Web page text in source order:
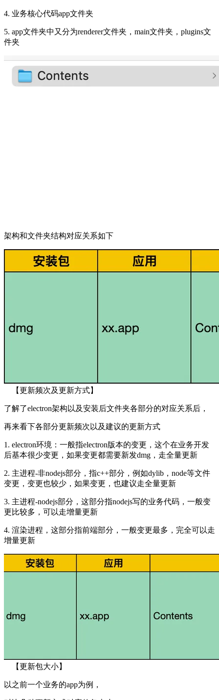
4. 业务核心代码app文件夹
5. app文件夹中又分为renderer文件夹，main文件夹，plugins文
件夹
架构和文件夹结构对应关系如下
【更新频次及更新方式】
了解了electron架构以及安装后文件夹各部分的对应关系后，
再来看下各部分更新频次以及建议的更新方式
1. electron环境：一般指electron版本的变更，这个在业务开发
后基本很少变更，如果变更都需要新发dmg，走全量更新
2. 主进程-非nodejs部分，指c++部分，例如dylib，node等文件
变更，变更也较少，如果变更，也建议走全量更新
3. 主进程-nodejs部分，这部分指nodejs写的业务代码，一般变
更比较多，可以走增量更新
4. 渲染进程，这部分指前端部分，一般变更最多，完全可以走
增量更新
【更新包大小】
以之前一个业务的app为例，